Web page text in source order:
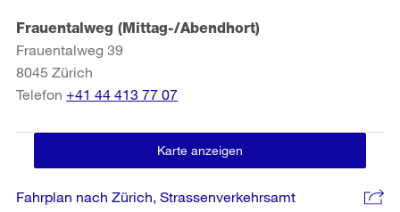
Frauentalweg (Mittag-/Abendhort)
Frauentalweg 39
8045 Zürich
Telefon +41 44 413 77 07
Karte anzeigen
Fahrplan nach Zürich, Strassenverkehrsamt